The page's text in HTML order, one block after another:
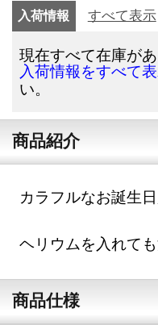
入荷情報 すべて表示
現在すべて在庫があ
入荷情報をすべて
い。
商品紹介
カラフルなお誕生
ヘリウムを入れても
商品仕様